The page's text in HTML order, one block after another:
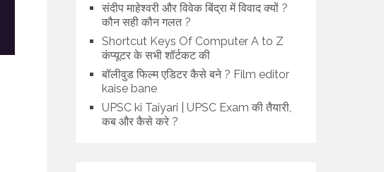
संदीप माहेश्वरी और विवेक बिंद्रा में विवाद क्यों ?
कौन सही कौन गलत ?
Shortcut Keys Of Computer A to Z
कंप्यूटर के सभी शॉर्टकट की
बॉलीवुड फिल्म एडिटर कैसे बने ? Film editor
kaise bane
UPSC ki Taiyari | UPSC Exam की तैयारी,
कब और कैसे करे ?